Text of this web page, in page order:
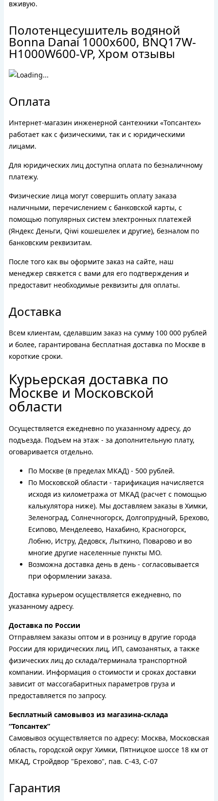
вживую.
Полотенцесушитель водяной
Bonna Danai 1000x600, BNQ17W-
H1000W600-VP, Хром отзывы
Оплата
Интернет-магазин инженерной сантехники «Топсантех»
работает как с физическими, так и с юридическими
лицами.
Для юридических лиц доступна оплата по безналичному
платежу.
Физические лица могут совершить оплату заказа
наличными, перечислением с банковской карты, с
помощью популярных систем электронных платежей
(Яндекс Деньги, Qiwi кошешелек и другие), безналом по
банковским реквизитам.
После того как вы оформите заказ на сайте, наш
менеджер свяжется с вами для его подтверждения и
предоставит необходимые реквизиты для оплаты.
Доставка
Всем клиентам, сделавшим заказ на сумму 100 000 рублей
и более, гарантирована бесплатная доставка по Москве в
короткие сроки.
Курьерская доставка по
Москве и Московской
области
Осуществляется ежедневно по указанному адресу, до
подъезда. Подъем на этаж - за дополнительную плату,
оговаривается отдельно.
По Москве (в пределах МКАД) - 500 рублей.
По Московской области - тарификация начисляется
исходя из километража от МКАД (расчет с помощью
калькулятора ниже). Мы доставляем заказы в Химки,
Зеленоград, Солнечногорск, Долгопрудный, Брехово,
Есипово, Менделеево, Нахабино, Красногорск,
Лобню, Истру, Дедовск, Лыткино, Поварово и во
многие другие населенные пункты МО.
Возможна доставка день в день - согласовывается
при оформлении заказа.
Доставка курьером осуществляется ежедневно, по
указанному адресу.
Доставка по России
Отправляем заказы оптом и в розницу в другие города
России для юридических лиц, ИП, самозанятых, а также
физических лиц до склада/терминала транспортной
компании. Информация о стоимости и сроках доставки
зависит от массогабаритных параметров груза и
предоставляется по запросу.
Бесплатный самовывоз из магазина-склада
“Топсантех”
Самовывоз осуществляется по адресу: Москва, Московская
область, городской округ Химки, Пятницкое шоссе 18 км от
МКАД, Стройдвор "Брехово", пав. С-43, С-07
Гарантия